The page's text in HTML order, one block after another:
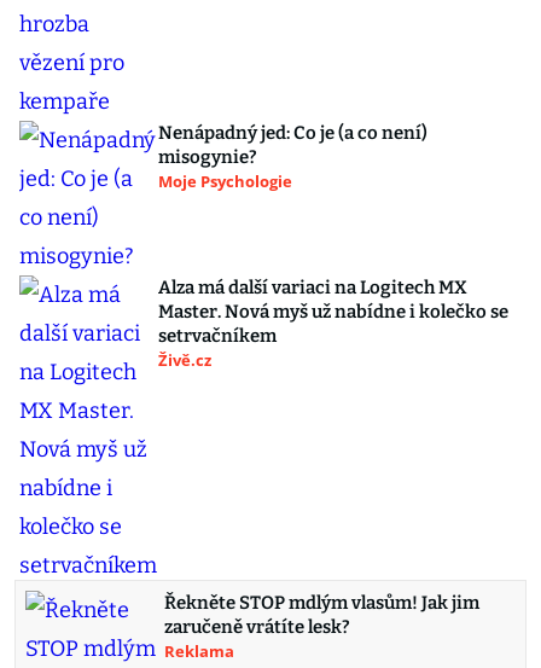
Nenápadný jed: Co je (a co není)
misogynie?
Moje Psychologie
Alza má další variaci na Logitech MX
Master. Nová myš už nabídne i kolečko se
setrvačníkem
Živě.cz
Řekněte STOP mdlým vlasům! Jak jim
zaručeně vrátíte lesk?
Reklama